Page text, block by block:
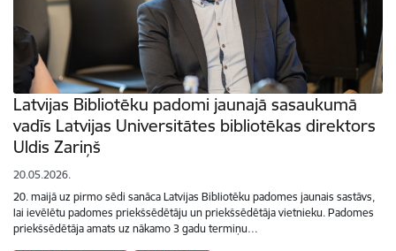
Latvijas Bibliotēku padomi jaunajā sasaukumā
vadīs Latvijas Universitātes bibliotēkas direktors
Uldis Zariņš
20.05.2026.
20. maijā uz pirmo sēdi sanāca Latvijas Bibliotēku padomes jaunais sastāvs,
lai ievēlētu padomes priekšsēdētāju un priekšsēdētāja vietnieku. Padomes
priekšsēdētāja amats uz nākamo 3 gadu termiņu…